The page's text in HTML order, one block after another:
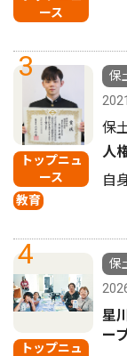
ース
3
トップニュ
ース
教育
保
保
人
自
4
トップニュ
保
星
ー